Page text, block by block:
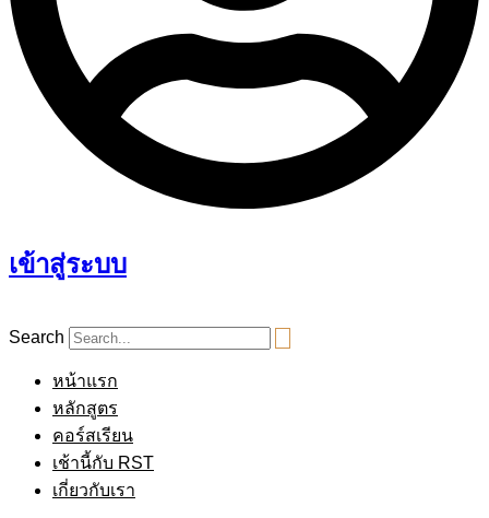
เข้าสู่ระบบ
Search
หน้าแรก
หลักสูตร
คอร์สเรียน
เช้านี้กับ RST
เกี่ยวกับเรา